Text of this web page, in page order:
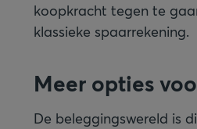
koopkracht tegen te
klassieke spaarrekening.
Meer opties
De beleggingswereld is